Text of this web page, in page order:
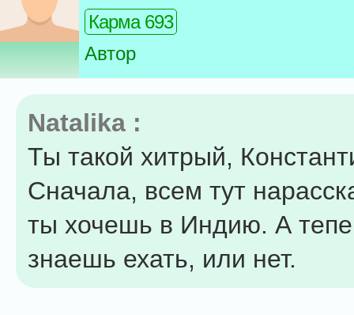
Карма 693
Автор
Natalika :
Ты такой хитрый,
Сначала, всем тут
ты хочешь в Индию. А
знаешь ехать, или нет.